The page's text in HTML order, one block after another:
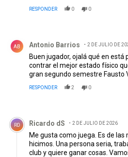
RESPONDER 0 0
AB Antonio Barrios 2 DE JULIO DE
Buen jugador, ojalá qué en
contrar el mejor estado físico
gran segundo semestre Fausto
RESPONDER 2 0
Comentario de Ricardo dS.
RD Ricardo dS 2 DE JULIO DE 2026
Me gusta como juega. Es de
hicimos. Una persona seria,
club y quiere ganar cosas.